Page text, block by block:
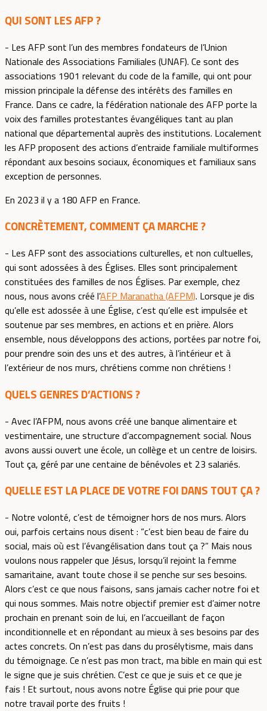
QUI SONT LES AFP ?
- Les AFP sont l’un des membres fondateurs de l’Union
Nationale des Associations Familiales (UNAF). Ce sont des
associations 1901 relevant du code de la famille, qui ont pour
mission principale la défense des intérêts des familles en
France. Dans ce cadre, la fédération nationale des AFP porte la
voix des familles protestantes évangéliques tant au plan
national que départemental auprès des institutions. Localement
les AFP proposent des actions d’entraide familiale multiformes
répondant aux besoins sociaux, économiques et familiaux sans
exception de personnes.
En 2023 il y a 180 AFP en France.
CONCRÈTEMENT, COMMENT ÇA MARCHE ?
- Les AFP sont des associations culturelles, et non cultuelles,
qui sont adossées à des Églises. Elles sont principalement
constituées des familles de nos Églises. Par exemple, chez
nous, nous avons créé l’AFP Maranatha (AFPM). Lorsque je dis
qu’elle est adossée à une Église, c’est qu’elle est impulsée et
soutenue par ses membres, en actions et en prière. Alors
ensemble, nous développons des actions, portées par notre foi,
pour prendre soin des uns et des autres, à l’intérieur et à
l’extérieur de nos murs, chrétiens comme non chrétiens !
QUELS GENRES D’ACTIONS ?
- Avec l’AFPM, nous avons créé une banque alimentaire et
vestimentaire, une structure d’accompagnement social. Nous
avons aussi ouvert une école, un collège et un centre de loisirs.
Tout ça, géré par une centaine de bénévoles et 23 salariés.
QUELLE EST LA PLACE DE VOTRE FOI DANS TOUT ÇA ?
- Notre volonté, c’est de témoigner hors de nos murs. Alors
oui, parfois certains nous disent : “c’est bien beau de faire du
social, mais où est l’évangélisation dans tout ça ?” Mais nous
voulons nous rappeler que Jésus, lorsqu’il rejoint la femme
samaritaine, avant toute chose il se penche sur ses besoins.
Alors c’est ce que nous faisons, sans jamais cacher notre foi et
qui nous sommes. Mais notre objectif premier est d’aimer notre
prochain en prenant soin de lui, en l’accueillant de façon
inconditionnelle et en répondant au mieux à ses besoins par des
actes concrets. On n’est pas dans du prosélytisme, mais dans
du témoignage. Ce n’est pas mon tract, ma bible en main qui est
le signe que je suis chrétien. C’est ce que je suis et ce que je
fais ! Et surtout, nous avons notre Église qui prie pour que
notre travail porte des fruits !